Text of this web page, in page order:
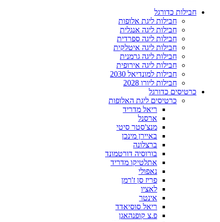
חבילות כדורגל
חבילות ליגת אלופות
חבילות ליגה אנגלית
חבילות ליגה ספרדית
חבילות ליגה איטלקית
חבילות ליגה גרמנית
חבילות ליגה אירופית
חבילות למונדיאל 2030
חבילות ליורו 2028
כרטיסים כדורגל
כרטיסים ליגת האלופות
ריאל מדריד
ארסנל
מנצ'סטר סיטי
באיירן מינכן
ברצלונה
בורוסיה דורטמונד
אתלטיקו מדריד
נאפולי
פריז סן ז'רמן
לאציו
אינטר
ריאל סוסיאדד
פ.צ קופנהאגן